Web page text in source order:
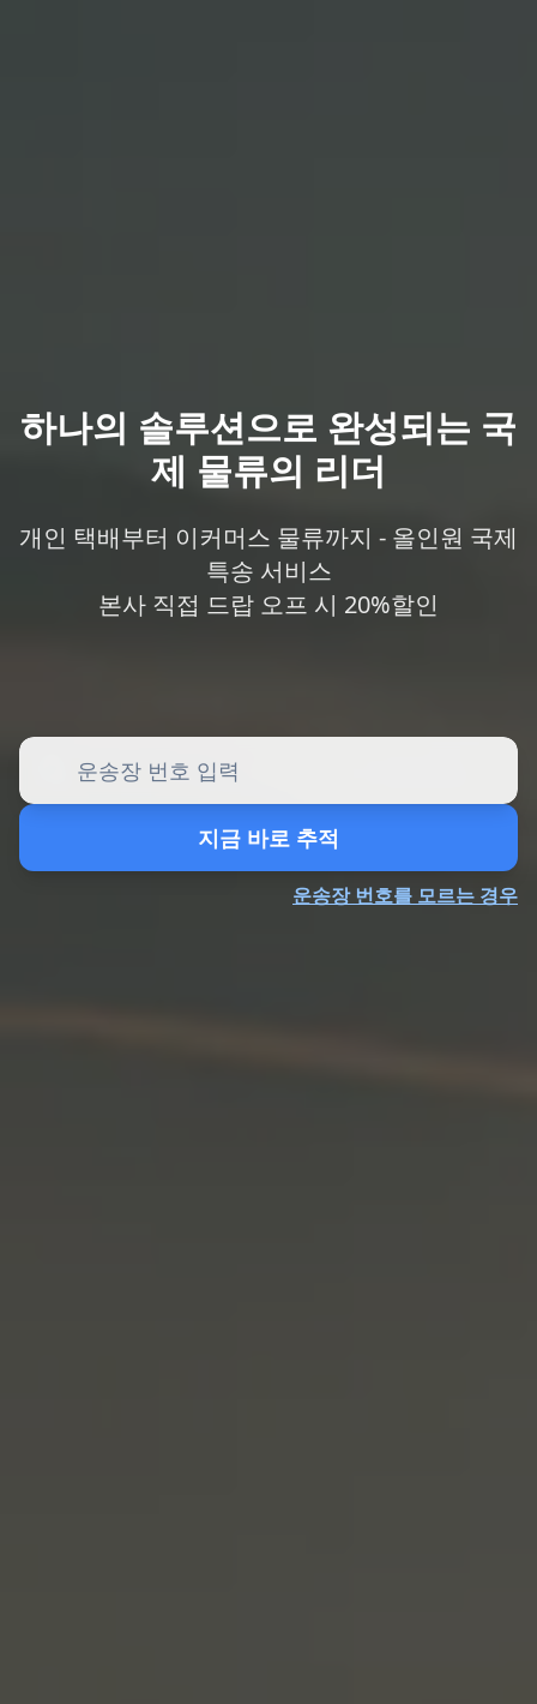
하나의 솔루션으로 완성되는 국
제 물류의 리더
개인 택배부터 이커머스 물류까지 - 올인원 국제
특송 서비스
본사 직접 드랍 오프 시 20%할인
지금 바로 추적
운송장 번호를 모르는 경우